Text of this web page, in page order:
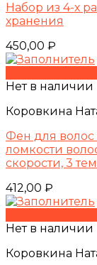
Набор из 4-х
хранения
450,00 ₽
Нет в наличии
Коровкина
Фен для волос
ломкости
скорости, 3
412,00 ₽
Нет в наличии
Коровкина